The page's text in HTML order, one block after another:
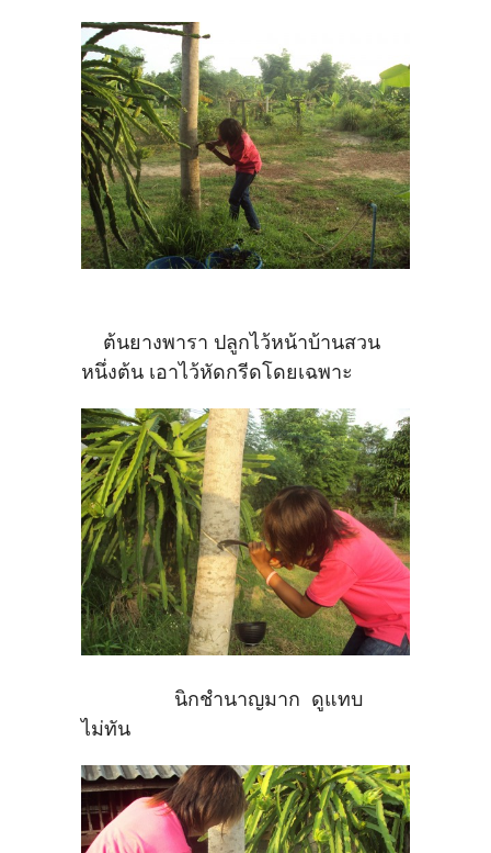
ต้นยางพารา ปลูกไว้หน้าบ้านสวน
หนึ่งต้น เอาไว้หัดกรีดโดยเฉพาะ
นิกชำนาญมาก ดูแทบ
ไม่ทัน